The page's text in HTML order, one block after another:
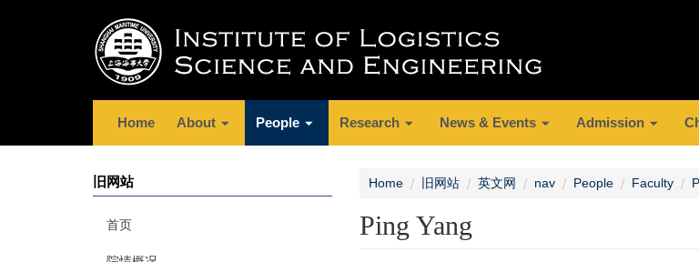
Home About People Research News & Events Admission
旧网站
首页
Home 旧网站 英文网 nav People Faculty
Ping Yang